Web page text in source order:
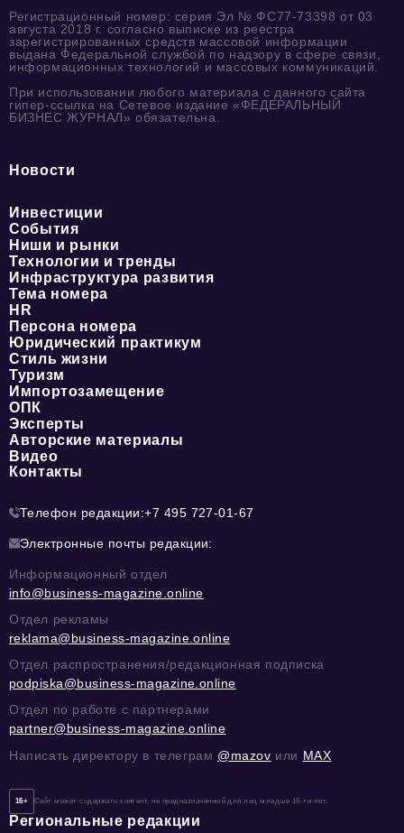
Регистрационный номер: серия Эл № ФС77-73398 от 03
августа 2018 г. согласно выписке из реестра
зарегистрированных средств массовой информации
выдана Федеральной службой по надзору в сфере связи,
информационных технологий и массовых коммуникаций.
При использовании любого материала с данного сайта
гипер-ссылка на Сетевое издание «ФЕДЕРАЛЬНЫЙ
БИЗНЕС ЖУРНАЛ» обязательна.
Новости
Инвестиции
События
Ниши и рынки
Технологии и тренды
Инфраструктура развития
Тема номера
HR
Персона номера
Юридический практикум
Стиль жизни
Туризм
Импортозамещение
ОПК
Эксперты
Авторские материалы
Видео
Контакты
Телефон редакции:+7 495 727-01-67
Электронные почты редакции:
Информационный отдел
info@business-magazine.online
Отдел рекламы
reklama@business-magazine.online
Отдел распространения/редакционная подписка
podpiska@business-magazine.online
Отдел по работе с партнерами
partner@business-magazine.online
Написать директору в телеграм @mazov или MAX
16+ Сайт может содержать контент, не предназначенный для лиц младше 16-ти лет.
Региональные редакции